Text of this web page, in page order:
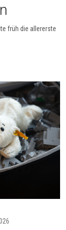
früh die allererste